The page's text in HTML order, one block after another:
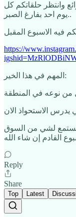
وانتظر حلقاتكم كل
يوم احد بفارغ الصبر..
فيه الاسبوع المقبل
https://
المهم في هذا الخير:
من نوعه في المنطقة
يدرس الاستحواذ الان
نستمع لشي من السوق
القادم إن شاء الله
Reply
Share
Top Latest